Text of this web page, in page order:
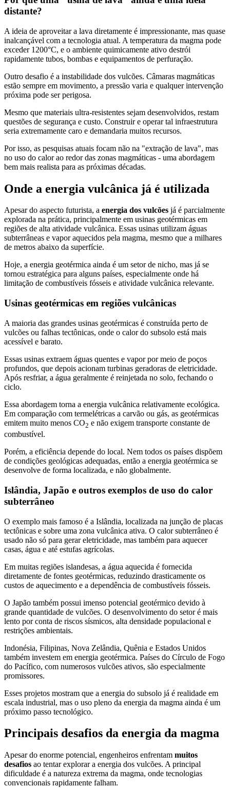
distante?
A ideia de aproveitar a lava diretamente é impressionante, mas quase
inalcançável com a tecnologia atual. A temperatura da magma pode
exceder 1200°C, e o ambiente quimicamente ativo destrói
rapidamente tubos, bombas e equipamentos de perfuração.
Outro desafio é a instabilidade dos vulcões. Câmaras magmáticas
estão sempre em movimento, a pressão varia e qualquer intervenção
próxima pode ser perigosa.
Mesmo que materiais ultra-resistentes sejam desenvolvidos, restam
questões de segurança e custo. Construir e operar tal infraestrutura
seria extremamente caro e demandaria muitos recursos.
Por isso, as pesquisas atuais focam não na "extração de lava", mas
no uso do calor ao redor das zonas magmáticas - uma abordagem
bem mais realista para as próximas décadas.
Onde a energia vulcânica já é utilizada
Apesar do aspecto futurista, a energia dos vulcões já é parcialmente
explorada na prática, principalmente em usinas geotérmicas em
regiões de alta atividade vulcânica. Essas usinas utilizam águas
subterrâneas e vapor aquecidos pela magma, mesmo que a milhares
de metros abaixo da superfície.
Hoje, a energia geotérmica ainda é um setor de nicho, mas já se
tornou estratégica para alguns países, especialmente onde há
limitação de combustíveis fósseis e atividade vulcânica relevante.
Usinas geotérmicas em regiões vulcânicas
A maioria das grandes usinas geotérmicas é construída perto de
vulcões ou falhas tectônicas, onde o calor do subsolo está mais
acessível e barato.
Essas usinas extraem águas quentes e vapor por meio de poços
profundos, que depois acionam turbinas geradoras de eletricidade.
Após resfriar, a água geralmente é reinjetada no solo, fechando o
ciclo.
Essa abordagem torna a energia vulcânica relativamente ecológica.
Em comparação com termelétricas a carvão ou gás, as geotérmicas
emitem muito menos CO2 e não exigem transporte constante de
combustível.
Porém, a eficiência depende do local. Nem todos os países dispõem
de condições geológicas adequadas, então a energia geotérmica se
desenvolve de forma localizada, e não globalmente.
Islândia, Japão e outros exemplos de uso do calor
subterrâneo
O exemplo mais famoso é a Islândia, localizada na junção de placas
tectônicas e sobre uma zona vulcânica ativa. O calor subterrâneo é
usado não só para gerar eletricidade, mas também para aquecer
casas, água e até estufas agrícolas.
Em muitas regiões islandesas, a água aquecida é fornecida
diretamente de fontes geotérmicas, reduzindo drasticamente os
custos de aquecimento e a dependência de combustíveis fósseis.
O Japão também possui imenso potencial geotérmico devido à
grande quantidade de vulcões. O desenvolvimento do setor é mais
lento por conta de riscos sísmicos, alta densidade populacional e
restrições ambientais.
Indonésia, Filipinas, Nova Zelândia, Quênia e Estados Unidos
também investem em energia geotérmica. Países do Círculo de Fogo
do Pacífico, com numerosos vulcões ativos, são especialmente
promissores.
Esses projetos mostram que a energia do subsolo já é realidade em
escala industrial, mas o uso pleno da energia da magma ainda é um
próximo passo tecnológico.
Principais desafios da energia da magma
Apesar do enorme potencial, engenheiros enfrentam muitos
desafios ao tentar explorar a energia dos vulcões. A principal
dificuldade é a natureza extrema da magma, onde tecnologias
convencionais rapidamente falham.